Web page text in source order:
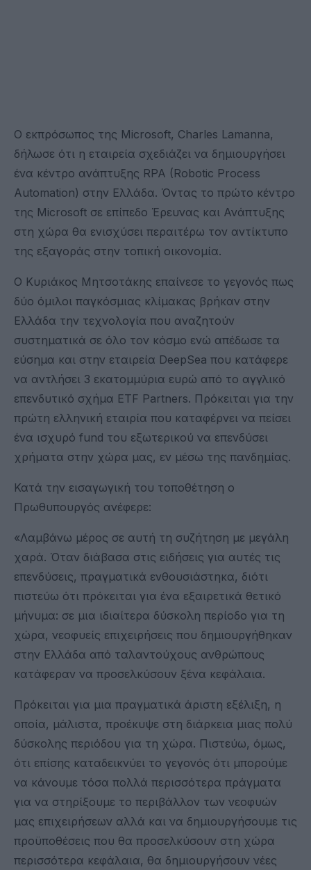
Ο εκπρόσωπος της Microsoft, Charles Lamanna,
δήλωσε ότι η εταιρεία σχεδιάζει να δημιουργήσει
ένα κέντρο ανάπτυξης RPA (Robotic Process
Automation) στην Ελλάδα. Όντας το πρώτο κέντρο
της Microsoft σε επίπεδο Έρευνας και Ανάπτυξης
στη χώρα θα ενισχύσει περαιτέρω τον αντίκτυπο
της εξαγοράς στην τοπική οικονομία.
Ο Κυριάκος Μητσοτάκης επαίνεσε το γεγονός πως
δύο όμιλοι παγκόσμιας κλίμακας βρήκαν στην
Ελλάδα την τεχνολογία που αναζητούν
συστηματικά σε όλο τον κόσμο ενώ απέδωσε τα
εύσημα και στην εταιρεία DeepSea που κατάφερε
να αντλήσει 3 εκατομμύρια ευρώ από το αγγλικό
επενδυτικό σχήμα ETF Partners. Πρόκειται για την
πρώτη ελληνική εταιρία που καταφέρνει να πείσει
ένα ισχυρό fund του εξωτερικού να επενδύσει
χρήματα στην χώρα μας, εν μέσω της πανδημίας.
Κατά την εισαγωγική του τοποθέτηση ο
Πρωθυπουργός ανέφερε:
«Λαμβάνω μέρος σε αυτή τη συζήτηση με μεγάλη
χαρά. Όταν διάβασα στις ειδήσεις για αυτές τις
επενδύσεις, πραγματικά ενθουσιάστηκα, διότι
πιστεύω ότι πρόκειται για ένα εξαιρετικά θετικό
μήνυμα: σε μια ιδιαίτερα δύσκολη περίοδο για τη
χώρα, νεοφυείς επιχειρήσεις που δημιουργήθηκαν
στην Ελλάδα από ταλαντούχους ανθρώπους
κατάφεραν να προσελκύσουν ξένα κεφάλαια.
Πρόκειται για μια πραγματικά άριστη εξέλιξη, η
οποία, μάλιστα, προέκυψε στη διάρκεια μιας πολύ
δύσκολης περιόδου για τη χώρα. Πιστεύω, όμως,
ότι επίσης καταδεικνύει το γεγονός ότι μπορούμε
να κάνουμε τόσα πολλά περισσότερα πράγματα
για να στηρίξουμε το περιβάλλον των νεοφυών
μας επιχειρήσεων αλλά και να δημιουργήσουμε τις
προϋποθέσεις που θα προσελκύσουν στη χώρα
περισσότερα κεφάλαια, θα δημιουργήσουν νέες